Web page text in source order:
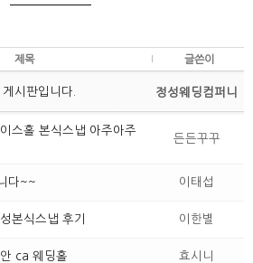
제목 글쓴이
시판입니다. 정성웨딩컴퍼니
스홀 본식스냅 아주아주
든든꾸꾸
다~~ 이태섭
본식스냅 후기 이한별
ca 웨딩홀 효시니